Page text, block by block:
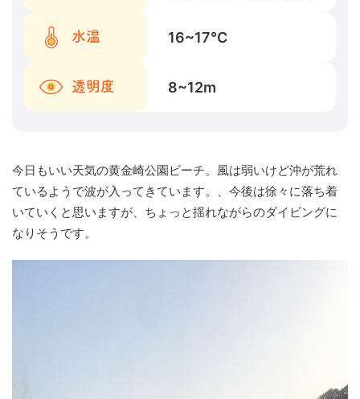
水温 16~17℃
透明度 8~12m
今日もいい天気の黄金崎公園ビーチ。風は弱いけど沖が荒れ
ているようで波が入ってきています。、今後は徐々に落ち着
いていくと思いますが、ちょっと揺れながらのダイビングに
なりそうです。